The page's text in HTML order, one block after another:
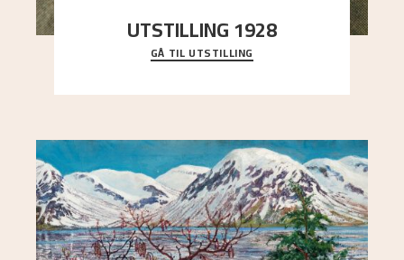
UTSTILLING 1928
Då Astrup døydde i 1928, tok vennene Moritz
Kaland og Simon Thorbjørnsen initiativ til å
GÅ TIL UTSTILLING